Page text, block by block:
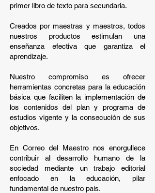
primer libro de texto para secundaria.
Creados por maestras y maestros, todos
nuestros productos estimulan una
enseñanza efectiva que garantiza el
aprendizaje.
Nuestro compromiso es ofrecer
herramientas concretas para la educación
básica que faciliten la implementación de
los contenidos del plan y programa de
estudios vigente y la consecución de sus
objetivos.
En Correo del Maestro nos enorgullece
contribuir al desarrollo humano de la
sociedad mediante un trabajo editorial
enfocado en la educación, pilar
fundamental de nuestro país.